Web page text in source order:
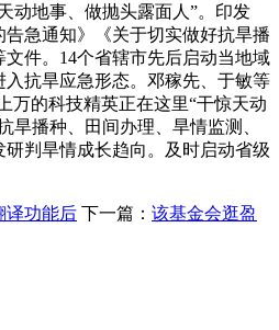
动地事、做抛头露面人”。印发
告急通知》《关于切实做好抗旱播
件。14个省辖市先后启动当地域
抗旱应急形态。邓稼先、于敏等
万的科技精英正在这里“干惊天动
旱播种、田间办理、旱情监测、
判旱情成长趋向。及时启动省级
译功能后 下一篇： 该基金会逛盈